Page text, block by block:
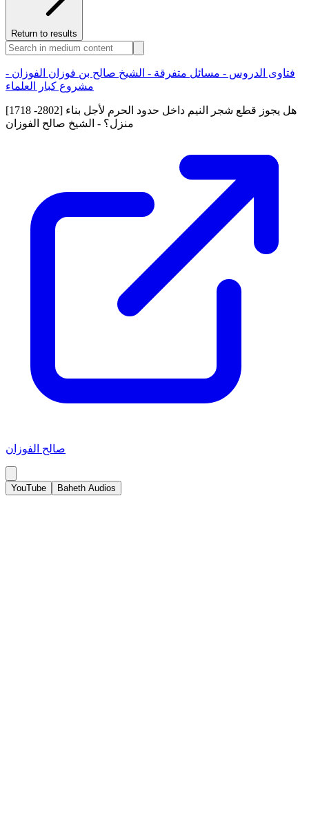
Return to results
فتاوى الدروس - مسائل متفرقة - الشيخ صالح بن فوزان الفوزان -
مشروع كبار العلماء
[1718 -2802] هل يجوز قطع شجر النيم داخل حدود الحرم لأجل بناء
منزل؟ - الشيخ صالح الفوزان
صالح الفوزان
YouTube Baheth Audios